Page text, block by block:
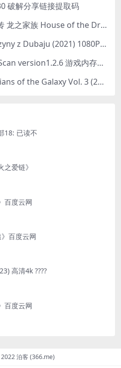
破解分享链接提取码
HBO 权力的游戏前传 龙之家族 House of the Dragon (2022) 中字 1080P 更新4集
迪拜的女孩 Dziewczyny z Dubaju (2021) 1080P 中字
IOS 越狱软件iMemScan version1.2.6 游戏内存修改器
银河护卫队3 Guardians of the Galaxy Vol. 3 (2023)4K高清资源1080p只分享精品
18: 已读不
之爱链》
百度云网
》百度云网
高清4k ????
百度云网
泊客 (366.me)